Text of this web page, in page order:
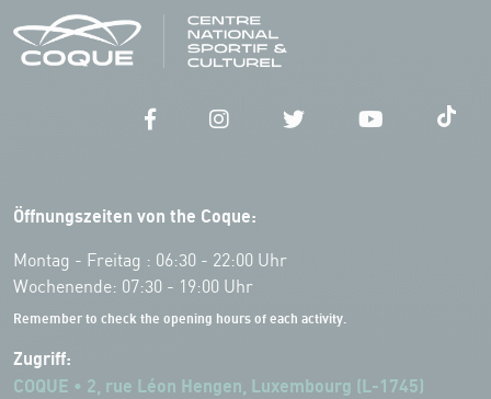
Öffnungszeiten von the Coque:
Montag - Freitag : 06:30 - 22:00 Uhr
Wochenende: 07:30 - 19:00 Uhr
Remember to check the opening hours of each activity.
Zugriff:
COQUE • 2, rue Léon Hengen, Luxembourg (L-1745)